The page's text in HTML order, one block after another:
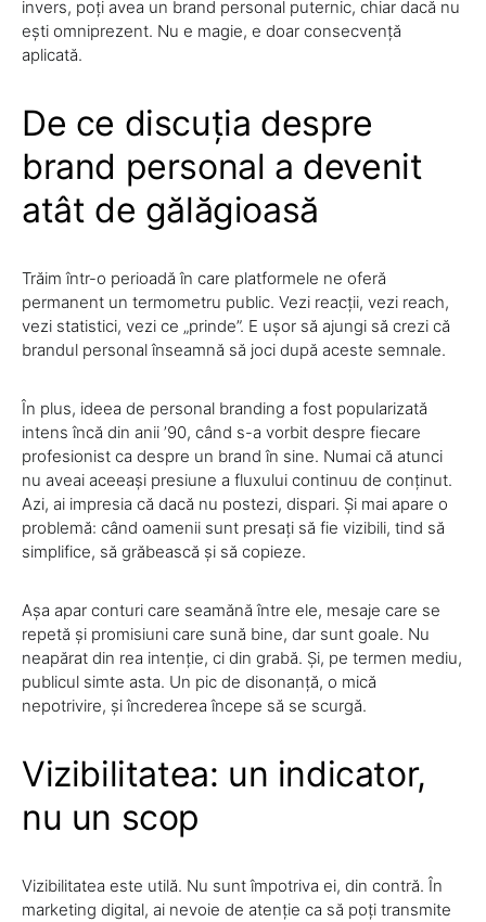
invers, poți avea un brand personal puternic, chiar dacă nu
ești omniprezent. Nu e magie, e doar consecvență
aplicată.
De ce discuția despre
brand personal a devenit
atât de gălăgioasă
Trăim într-o perioadă în care platformele ne oferă
permanent un termometru public. Vezi reacții, vezi reach,
vezi statistici, vezi ce „prinde”. E ușor să ajungi să crezi că
brandul personal înseamnă să joci după aceste semnale.
În plus, ideea de personal branding a fost popularizată
intens încă din anii ’90, când s-a vorbit despre fiecare
profesionist ca despre un brand în sine. Numai că atunci
nu aveai aceeași presiune a fluxului continuu de conținut.
Azi, ai impresia că dacă nu postezi, dispari. Și mai apare o
problemă: când oamenii sunt presați să fie vizibili, tind să
simplifice, să grăbească și să copieze.
Așa apar conturi care seamănă între ele, mesaje care se
repetă și promisiuni care sună bine, dar sunt goale. Nu
neapărat din rea intenție, ci din grabă. Și, pe termen mediu,
publicul simte asta. Un pic de disonanță, o mică
nepotrivire, și încrederea începe să se scurgă.
Vizibilitatea: un indicator,
nu un scop
Vizibilitatea este utilă. Nu sunt împotriva ei, din contră. În
marketing digital, ai nevoie de atenție ca să poți transmite